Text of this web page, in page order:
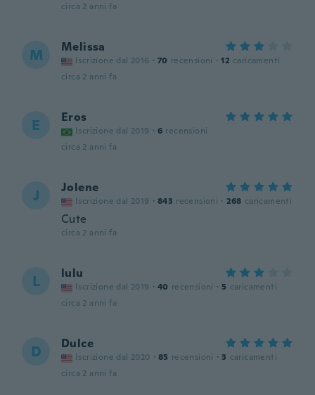
circa 2 anni fa
M Melissa
Iscrizione dal 2016 · 70 recensioni · 12 caricamenti
circa 2 anni fa
E Eros
Iscrizione dal 2019 · 6 recensioni
circa 2 anni fa
J Jolene
Iscrizione dal 2019 · 843 recensioni · 268 caricamenti
Cute
circa 2 anni fa
L lulu
Iscrizione dal 2019 · 40 recensioni · 5 caricamenti
circa 2 anni fa
D Dulce
Iscrizione dal 2020 · 85 recensioni · 3 caricamenti
circa 2 anni fa